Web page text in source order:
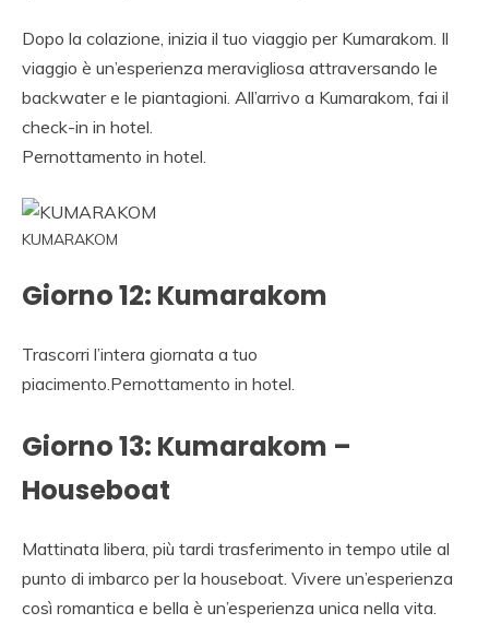
Dopo la colazione, inizia il tuo viaggio per Kumarakom. Il
viaggio è un’esperienza meravigliosa attraversando le
backwater e le piantagioni. All’arrivo a Kumarakom, fai il
check-in in hotel.
Pernottamento in hotel.
KUMARAKOM
Giorno 12: Kumarakom
Trascorri l’intera giornata a tuo
piacimento.Pernottamento in hotel.
Giorno 13: Kumarakom –
Houseboat
Mattinata libera, più tardi trasferimento in tempo utile al
punto di imbarco per la houseboat. Vivere un’esperienza
così romantica e bella è un’esperienza unica nella vita.